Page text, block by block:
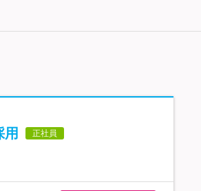
用 正社員